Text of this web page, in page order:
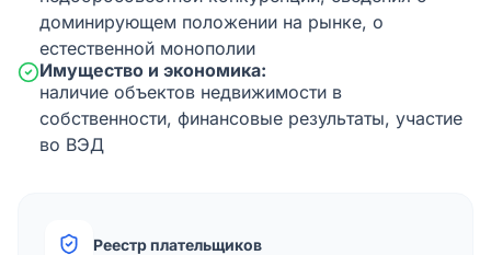
доминирующем положении на рынке, о
естественной монополии
Имущество и экономика:
наличие объектов недвижимости в
собственности, финансовые результаты, участие
во ВЭД
Реестр плательщиков